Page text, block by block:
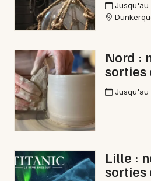
Bien-être dans le Nord
Bien-être dans les Hauts-
Artistes en tournée
Jusqu'au
Nord :
sorties
Jusqu'au
Lille :
sorties